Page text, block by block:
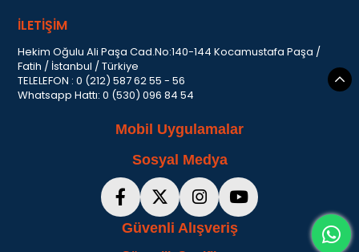
İLETİŞİM
Hekim Oğulu Ali Paşa Cad.No:140-144 Kocamustafa Paşa /
Fatih / İstanbul / Türkiye
TELELEFON : 0 (212) 587 62 55 - 56
Whatsapp Hattı: 0 (530) 096 84 54
Mobil Uygulamalar
Sosyal Medya
Güvenli Alışveriş